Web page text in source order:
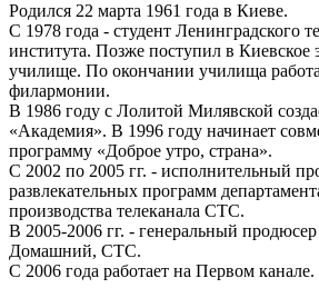
Родился 22 марта 1961 года в Киеве.
С 1978 года - студент Ленинградского
института. Позже поступил в Киевское
училище. По окончании училища
филармонии.
В 1986 году с Лолитой Милявской
«Академия». В 1996 году начинает
программу «Доброе утро, страна».
C 2002 по 2005 гг. - исполнительный
развлекательных программ
производства телеканала СТС.
В 2005-2006 гг. - генеральный продюсер
Домашний, СТС.
С 2006 года работает на Первом канале.